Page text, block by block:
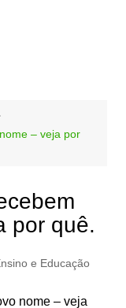
– veja por
por quê.
e Educação